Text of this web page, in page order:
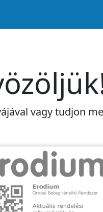
vagy tudjon